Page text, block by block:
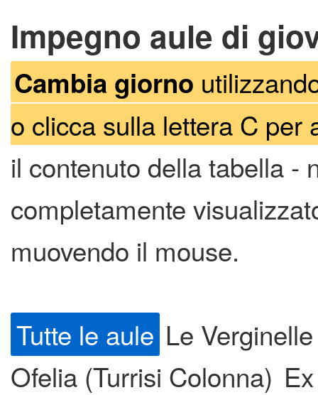
Impegno aule di
Cambia giorno
o clicca sulla lettera C per
il contenuto della tabella -
completamente
muovendo il mouse.
Tutte le aule Le Verginelle
Ofelia (Turrisi Colonna)